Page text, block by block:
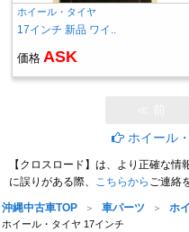
ホイール・タイヤ
17インチ 新品 ワイ..
価格 ASK
ホイール
【クロスロード】は、より正確な
に誤りがある際、 こちらから ご連絡
沖縄中古車TOP 車パーツ ホ
ホイール・タイヤ 17インチ